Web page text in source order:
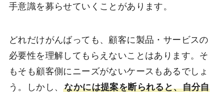
手意識を募らせていくことがあります。
どれだけがんばっても、顧客に製品・サービスの
必要性を理解してもらえないことはあります。そ
もそも顧客側にニーズがないケースもあるでしょ
う。しかし、なかには提案を断られると、自分自